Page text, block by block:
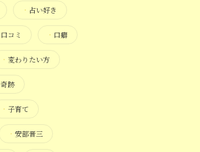
・ 占い好き
口コミ ・ 口癖
・ 変わりたい方
奇跡
・ 子育て
・ 安部晋三